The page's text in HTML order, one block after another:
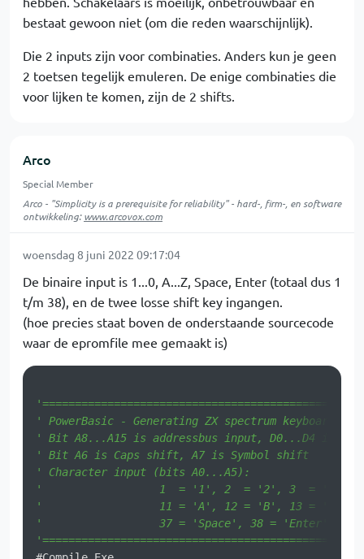
bestaat gewoon niet (om die reden waarschijnlijk).
Die 2 inputs zijn voor combinaties. Anders kun je geen
2 toetsen tegelijk emuleren. De enige combinaties die
voor lijken te komen, zijn de 2 shifts.
Arco
Special Member
Arco - "Simplicity is a prerequisite for reliability" - hard-, firm-, en software
ontwikkeling:www.arcovox.com
woensdag 8 juni 2022 09:17:04
De binaire input is 1...0, A...Z, Space, Enter (totaal dus 1
t/m 38), en de twee losse shift key ingangen.
(hoe precies staat boven de onderstaande sourcecode
waar de epromfile mee gemaakt is)
' PowerBasic - Generating ZX spectrum keyboard
' Bit A8...A15 is addressbus input, D0...D4 is
' Bit A6 is Caps shift, A7 is Symbol shift
' Character input (bits A0...A5):
'                  1  = '1', 2  = '2', 3  =
'                  11 = 'A', 12 = 'B', 13 =
'                  37 = 'Space', 38 = 'Enter'